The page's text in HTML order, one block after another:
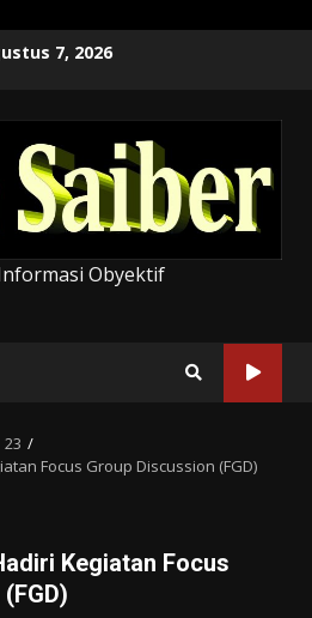
7, 2026
Obyektif
23
Focus Group Discussion (FGD)
Kegiatan Focus